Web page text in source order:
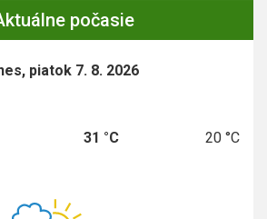
počasie
piatok 7. 8. 2026
31 °C 20 °C